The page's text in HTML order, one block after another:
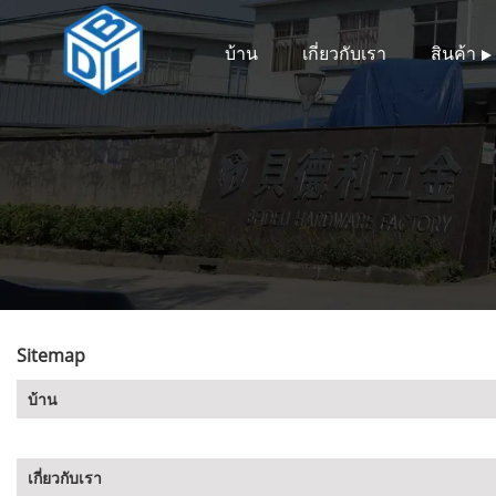
บ้าน เกี่ยวกับเรา สินค้า
Sitemap
บ้าน
เกี่ยวกับเรา